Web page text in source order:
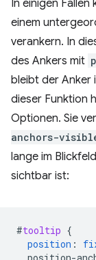
In einigen Fällen
einem
verankern. In
des Ankers mit
bleibt der Anker
dieser Funktion
Optionen. Sie
anchors-
lange im
sichtbar ist:
#tooltip {
position :